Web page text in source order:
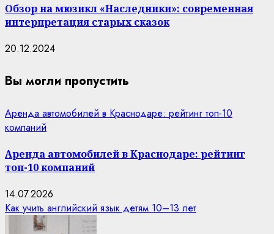
Обзор на мюзикл «Наследники»: современная
интерпретация старых сказок
20.12.2024
Вы могли пропустить
Аренда автомобилей в Краснодаре: рейтинг топ-10
компаний
Аренда автомобилей в Краснодаре: рейтинг
топ-10 компаний
14.07.2026
Как учить английский язык детям 10–13 лет